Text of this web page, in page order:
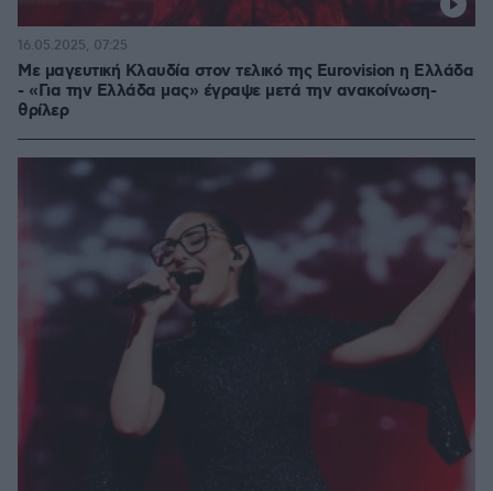
Με μαγευτική Κλαυδία στον τελικό της Eurovision η Ελλάδα
- «Για την Ελλάδα μας» έγραψε μετά την ανακοίνωση-
θρίλερ
16.05.2025, 07:25